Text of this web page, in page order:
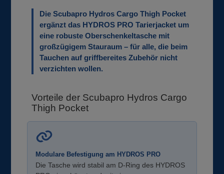
Die Scubapro Hydros Cargo Thigh Pocket
ergänzt das HYDROS PRO Tarierjacket um
eine robuste Oberschenkeltasche mit
großzügigem Stauraum – für alle, die beim
Tauchen auf griffbereites Zubehör nicht
verzichten wollen.
Vorteile der Scubapro Hydros Cargo
Thigh Pocket
Modulare Befestigung am HYDROS PRO
Die Tasche wird stabil am D-Ring des HYDROS